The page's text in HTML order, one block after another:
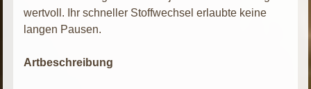
wertvoll. Ihr schneller Stoffwechsel erlaubte keine
langen Pausen.
Artbeschreibung